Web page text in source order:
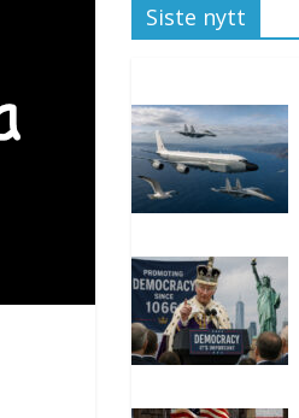
Siste nytt